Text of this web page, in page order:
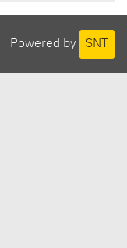
Powered by SNT